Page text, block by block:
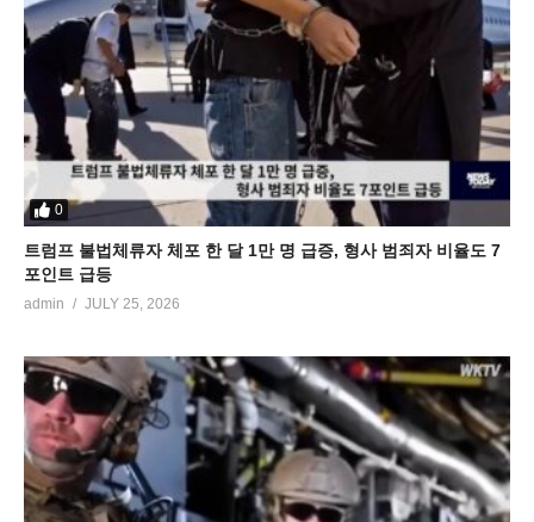
0
트럼프 불법체류자 체포 한 달 1만 명 급증, 형사 범죄자 비율도 7
포인트 급등
admin JULY 25, 2026